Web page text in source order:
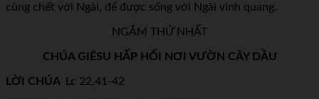
cùng chết với Ngài, để được sống với Ngài vinh quang.
NGẮM THỨ NHẤT
CHÚA GIÊSU HẤP HỐI NƠI VƯỜN CÂY DẦU
LỜI CHÚA Lc 22,41-42